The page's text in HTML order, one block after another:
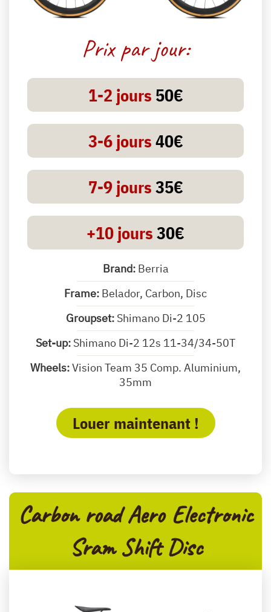
Prix par jour:
1-2 jours 50€
3-6 jours40€
7-9 jours35€
+10 jours30€
Brand: Berria
Frame: Belador, Carbon, Disc
Groupset:Shimano Di-2 105
Set-up: Shimano Di-2 12s 11-34/34-50T
Wheels:Vision Team 35 Comp. Aluminium,
35mm
Louer maintenant !
Carbon road Aero Electronic
Sram Shift Disc